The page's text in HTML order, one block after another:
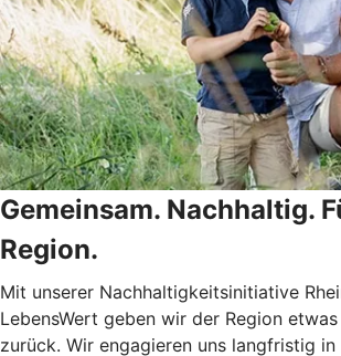
Gemeinsam. Nachhaltig.
Region.
Mit unserer Nachhaltigkeitsinitiative
LebensWert geben wir der Region
zurück. Wir engagieren uns langfristig